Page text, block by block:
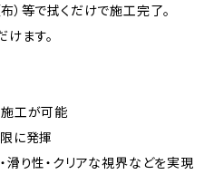
）等で拭くだけで施工完了。
ます。
工が可能
に発揮
滑り性・クリアな視界などを実現